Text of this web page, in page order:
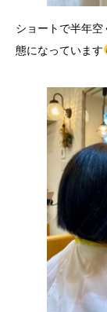
ショートで半年
態になっています